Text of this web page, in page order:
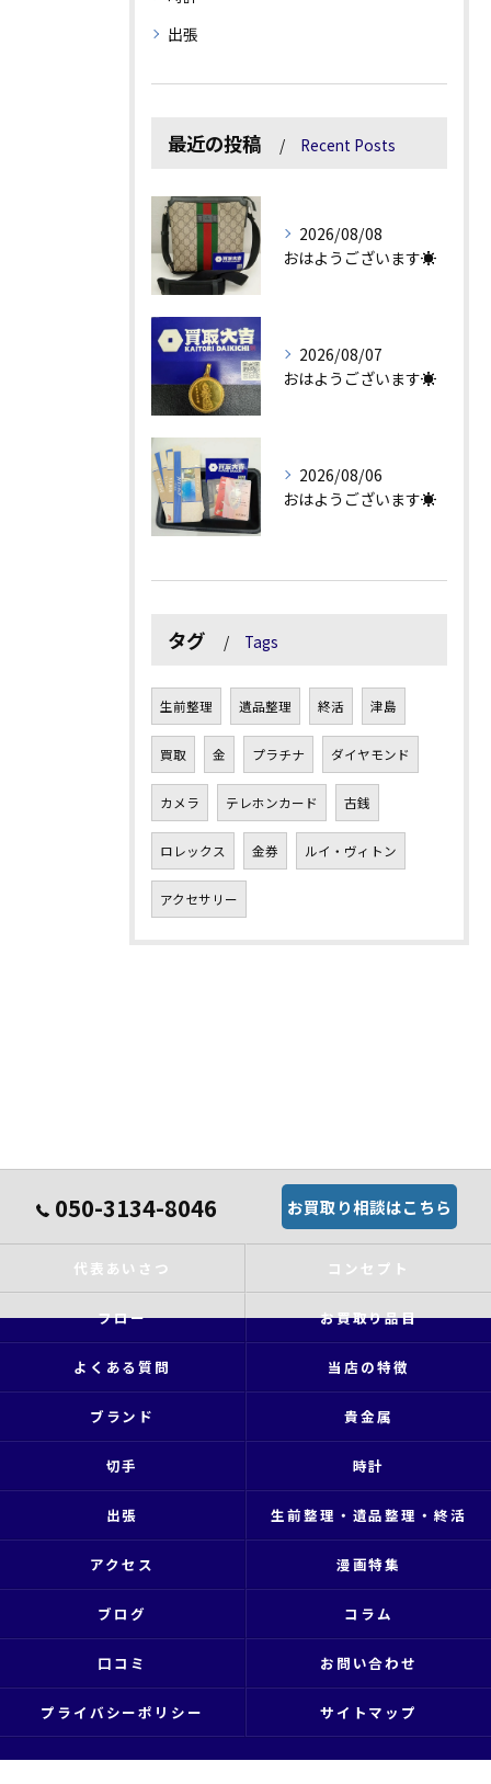
出張
最近の投稿 Recent Posts
2026/08/08
おはようございます☀
2026/08/07
おはようございます☀
2026/08/06
おはようございます☀
タグ Tags
生前整理 遺品整理 終活 津島
買取 金 プラチナ ダイヤモンド
カメラ テレホンカード 古銭
ロレックス 金券 ルイ・ヴィトン
アクセサリー
050-3134-8046 お買取り相談はこちら
代表あいさつ コンセプト
フロー お買取り品目
よくある質問 当店の特徴
ブランド 貴金属
切手 時計
出張 生前整理・遺品整理・終活
アクセス 漫画特集
ブログ コラム
口コミ お問い合わせ
プライバシーポリシー サイトマップ